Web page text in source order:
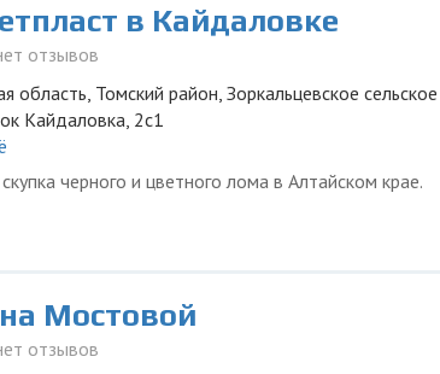
в Кайдаловке
отзывов
область, Томский район, Зоркальцевское сельское
Кайдаловка, 2с1
черного и цветного лома в Алтайском крае.
Мостовой
отзывов